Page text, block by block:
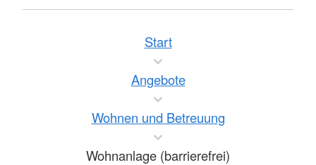
Start
Angebote
Wohnen und Betreuung
Wohnanlage (barrierefrei)